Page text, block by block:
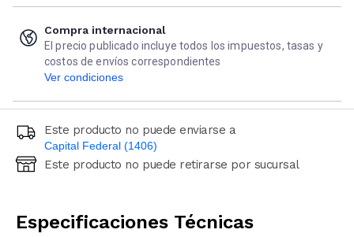
Compra internacional
El precio publicado incluye todos los impuestos, tasas y
costos de envíos correspondientes
Ver condiciones
Este producto no puede enviarse a
Capital Federal (1406)
Ingresá código postal (sólo números)
Este producto no puede retirarse por sucursal
Especificaciones Técnicas